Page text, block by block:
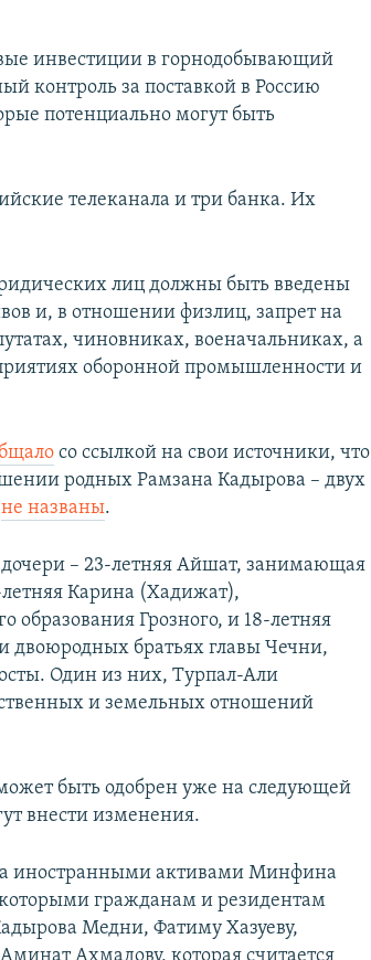
инвестиции в горнодобывающий
контроль за поставкой в Россию
потенциально могут быть
телеканала и три банка. Их
лиц должны быть введены
и, в отношении физлиц, запрет на
чиновниках, военачальниках, а
оборонной промышленности и
со ссылкой на свои источники, что
родных Рамзана Кадырова – двух
не названы.
– 23-летняя Айшат, занимающая
Карина (Хадижат),
образования Грозного, и 18-летняя
двоюродных братьях главы Чечни,
Один из них, Турпал-Али
и земельных отношений
быть одобрен уже на следующей
внести изменения.
иностранными активами Минфина
гражданам и резидентам
Медни, Фатиму Хазуеву,